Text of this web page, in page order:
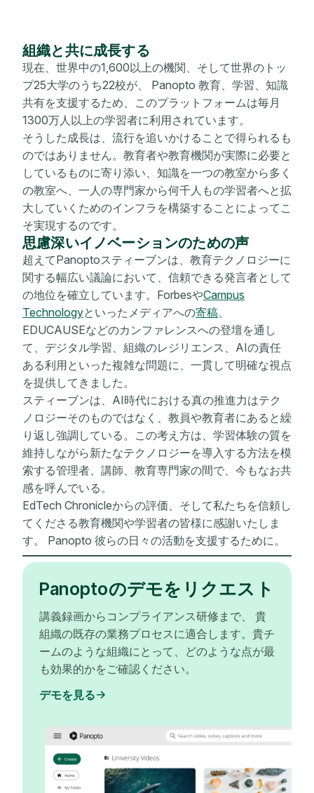
組織と共に成長する
現在、世界中の1,600以上の機関、そして世界のトッ
プ25大学のうち22校が、 Panopto 教育、学習、知識
共有を支援するため、このプラットフォームは毎月
1300万人以上の学習者に利用されています。
そうした成長は、流行を追いかけることで得られるも
のではありません。教育者や教育機関が実際に必要と
しているものに寄り添い、知識を一つの教室から多く
の教室へ、一人の専門家から何千人もの学習者へと拡
大していくためのインフラを構築することによってこ
そ実現するのです。
思慮深いイノベーションのための声
超えてPanoptoスティーブンは、教育テクノロジーに
関する幅広い議論において、信頼できる発言者として
の地位を確立しています。ForbesやCampus
Technologyといったメディアへの寄稿
EDUCAUSEなどのカンファレンスへの登壇を通し
て、デジタル学習、組織のレジリエンス、AIの責任
ある利用といった複雑な問題に、一貫して明確な視点
を提供してきました。
スティーブンは、AI時代における真の推進力はテク
ノロジーそのものではなく、教員や教育者にあると繰
り返し強調している。この考え方は、学習体験の質を
維持しながら新たなテクノロジーを導入する方法を模
索する管理者、講師、教育専門家の間で、今もなお共
感を呼んでいる。
EdTech Chronicleからの評価、そして私たちを信頼し
てくださる教育機関や学習者の皆様に感謝いたしま
す。 Panopto 彼らの日々の活動を支援するために。
Panoptoのデモをリクエスト
講義録画からコンプライアンス研修まで、 貴
組織の既存の業務プロセスに適合します。貴チ
ームのような組織にとって、どのような点が最
も効果的かをご確認ください。
デモを見る